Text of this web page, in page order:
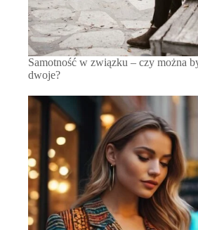
Samotność w związku – czy można
dwoje?